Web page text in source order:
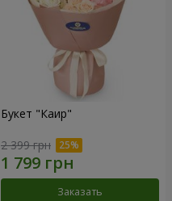
Букет "Каир"
2 399 грн
Заказать